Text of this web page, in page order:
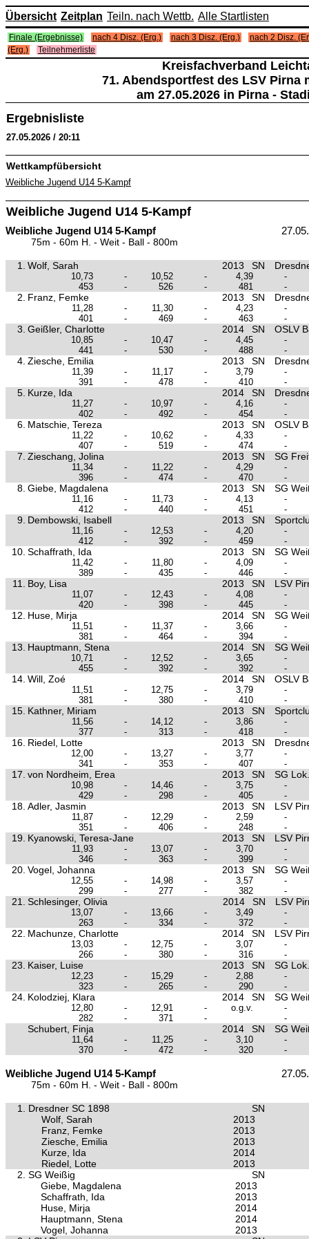
Übersicht Zeitplan Teiln. nach Wettb. Alle Startlisten
Finale (Ergebnisse) nach 4 Disz. (Erg.) nach 3 Disz. (Erg.)
nach 2 Disz.
(Erg.)
Teilnehmerliste
Kreisfachverband
71. Abendsportfest des LSV Pirna
am 27.05.2026 in Pirna -
Ergebnisliste
27.05.2026 / 20:11
Wettkampfübersicht
Weibliche Jugend U14 5-Kampf
Weibliche Jugend U14 5-Kampf
Weibliche Jugend U14 5-Kampf
75m - 60m H. - Weit - Ball - 800m
1. Wolf, Sarah 2013 SN
10,73 - 10,52 - 4,39
-
453
- 526 - 481 -
2. Franz, Femke 2013 SN
11,28 - 11,30 - 4,23
-
401
- 469 - 463 -
3. Geißler, Charlotte 2014 SN OSLV
10,85 - 10,47 - 4,45
-
441
- 530 - 488 -
4. Ziesche, Emilia 2013 SN
11,39 - 11,17 - 3,79
-
391
- 478 - 410 -
5. Kurze, Ida 2014 SN
11,27 - 10,97 - 4,16
-
402
- 492 - 454 -
6. Matschie, Tereza 2013 SN OSLV
11,22 - 10,62 - 4,33
-
407
- 519 - 474 -
7. Zieschang, Jolina 2013 SN SG
11,34 - 11,22 - 4,29
-
396
- 474 - 470 -
8. Giebe, Magdalena 2013 SN SG
11,16 - 11,73 - 4,13
-
412
- 440 - 451 -
9. Dembowski, Isabell 2013 SN
11,16 - 12,53 - 4,20
-
412
- 392 - 459 -
10. Schaffrath, Ida 2013 SN SG
11,42 - 11,80 - 4,09
-
389
- 435 - 446 -
11. Boy, Lisa 2013 SN LSV
11,07 - 12,43 - 4,08
-
420
- 398 - 445 -
12. Huse, Mirja 2014 SN SG
11,51 - 11,37 - 3,66
-
381
- 464 - 394 -
13. Hauptmann, Stena 2014 SN SG
10,71 - 12,52 - 3,65
-
455
- 392 - 392 -
14. Will, Zoé 2014 SN OSLV
11,51 - 12,75 - 3,79
-
381
- 380 - 410 -
15. Kathner, Miriam 2013 SN
11,56 - 14,12 - 3,86
-
377
- 313 - 418 -
16. Riedel, Lotte 2013 SN
12,00 - 13,27 - 3,77
-
341
- 353 - 407 -
17. von Nordheim, Erea 2013 SN SG
10,98 - 14,46 - 3,75
-
429
- 298 - 405 -
18. Adler, Jasmin 2013 SN LSV
11,87 - 12,29 - 2,59
-
351
- 406 - 248 -
19. Kyanowski, Teresa-Jane 2013 SN LSV
11,93 - 13,07 - 3,70
-
346
- 363 - 399 -
20. Vogel, Johanna 2013 SN SG
12,55 - 14,98 - 3,57
-
299
- 277 - 382 -
21. Schlesinger, Olivia 2014 SN LSV
13,07 - 13,66 - 3,49
-
263
- 334 - 372 -
22. Machunze, Charlotte 2014 SN LSV
13,03 - 12,75 - 3,07
-
266
- 380 - 316 -
23. Kaiser, Luise 2013 SN SG
12,23 - 15,29 - 2,88
-
323
- 265 - 290 -
24. Kolodziej, Klara 2014 SN SG
12,80 - 12,91 - o.g.v.
-
282
- 371 - -
Schubert, Finja 2014 SN SG
11,64 - 11,25 - 3,10
-
370
- 472 - 320 -
Weibliche Jugend U14 5-Kampf
75m - 60m H. - Weit - Ball - 800m
1. Dresdner SC 1898
SN
Wolf, Sarah
2013
Franz, Femke
2013
Ziesche, Emilia
2013
Kurze, Ida
2014
Riedel, Lotte
2013
2. SG Weißig
SN
Giebe, Magdalena
2013
Schaffrath, Ida
2013
Huse, Mirja
2014
Hauptmann, Stena
2014
Vogel, Johanna
2013